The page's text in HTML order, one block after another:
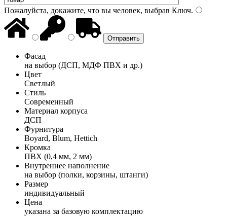
Пожалуйста, докажите, что вы человек, выбрав Ключ.
Фасад
на выбор (ДСП, МДФ ПВХ и др.)
Цвет
Светлый
Стиль
Современный
Материал корпуса
ДСП
Фурнитура
Boyard, Blum, Hettich
Кромка
ПВХ (0,4 мм, 2 мм)
Внутреннее наполнение
на выбор (полки, корзины, штанги)
Размер
индивидуальный
Цена
указана за базовую комплектацию